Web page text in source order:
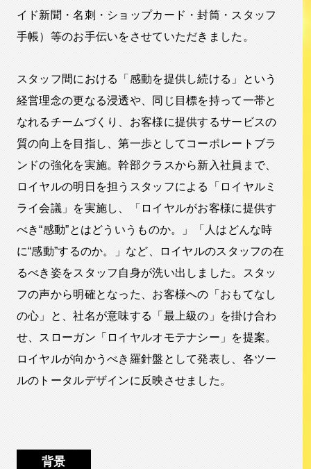
イド新聞・名刺・ショップカード・封筒・スタッフ
手帳）等のお手伝いをさせていただきました。
スタッフ間における「感動を提供し続ける」という
経営理念の更なる浸透や、同じ目標を持って一帯と
なれるチームづくり、お客様に提供するサービスの
質の向上を目指し、第一歩としてコーポレートブラ
ンドの強化を実施。幹部クラスから新入社員まで、
ロイヤルの明日を担うスタッフによる「ロイヤルミ
ライ会議」を実施し、「ロイヤルがお客様に提供す
べき“感動”とはどういうものか。」「人はどんな時
に“感動”するのか。」など、ロイヤルのスタッフの在
るべき姿をスタッフ自身が洗い出しました。スタッ
フの声から明確となった、お客様への「おもてなし
の心」と、社名が意味する「最上級の」を掛け合わ
せ、スローガン「ロイヤルオモテナシー」を提案。
ロイヤルが向かうべき羅針盤として発表し、各ツー
ルのトータルデザインに反映させました。
背景